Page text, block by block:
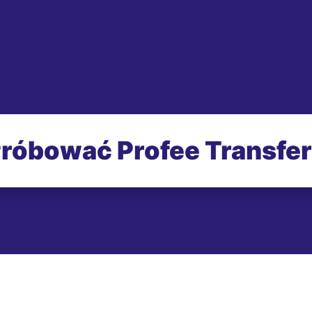
Profee